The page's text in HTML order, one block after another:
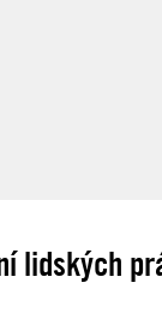
lidských